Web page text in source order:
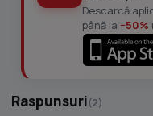
Descarcă
până la −50%
Raspunsuri(2)